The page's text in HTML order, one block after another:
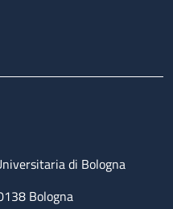
di Bologna
Bologna